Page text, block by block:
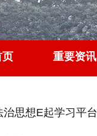
页 重要资讯
治思想E起学习平台